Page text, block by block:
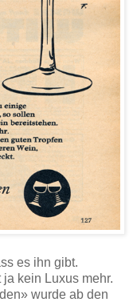
es ihn gibt.
kein Luxus mehr.
wurde ab den